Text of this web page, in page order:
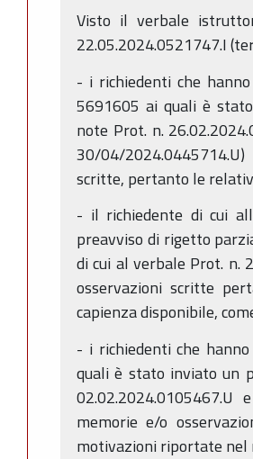
Visto il verbale
22.05.2024.0521747.I
- i richiedenti che
5691605 ai quali è
note Prot. n.
30/04/
scritte, pertanto le
- il richiedente di cui
preavviso di rigetto
di cui al verbale Prot. n.
osservazioni scritte
capienza disponibile,
- i richiedenti che
quali è stato inviato un
02.02.2024.0105467.U
memorie e/o
motivazioni riportate nel